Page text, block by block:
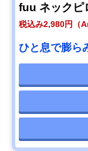
fuu ネックピ
税込み2,980円（
ひと息で膨ら